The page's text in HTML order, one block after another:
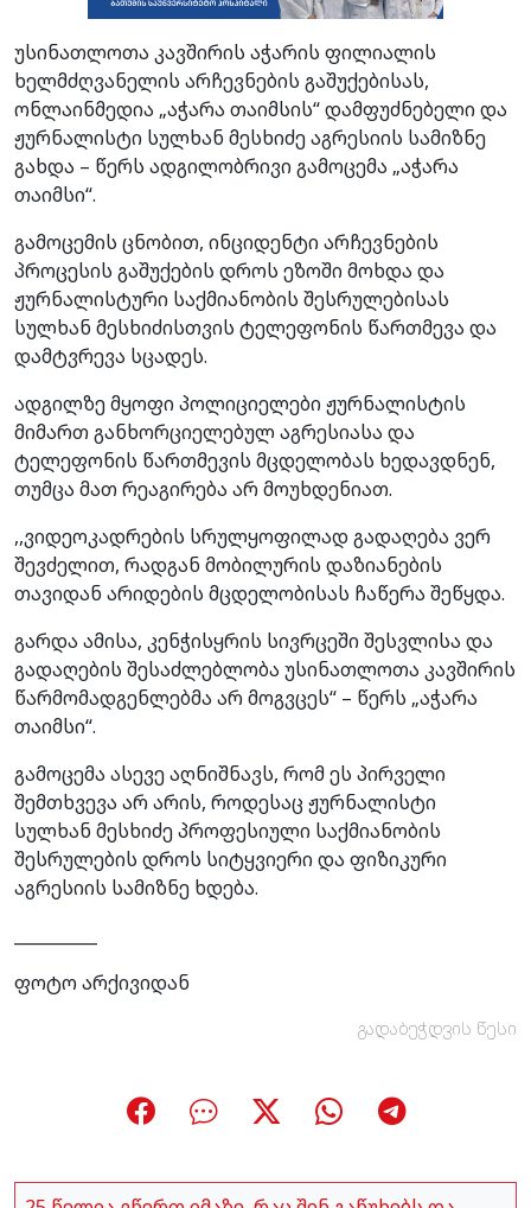
უსინათლოთა კავშირის აჭარის ფილიალის
ხელმძღვანელის არჩევნების გაშუქებისას,
ონლაინმედია „აჭარა თაიმსის“ დამფუძნებელი და
ჟურნალისტი სულხან მესხიძე აგრესიის სამიზნე
გახდა – წერს ადგილობრივი გამოცემა „აჭარა
თაიმსი“.
გამოცემის ცნობით, ინციდენტი არჩევნების
პროცესის გაშუქების დროს ეზოში მოხდა და
ჟურნალისტური საქმიანობის შესრულებისას
სულხან მესხიძისთვის ტელეფონის წართმევა და
დამტვრევა სცადეს.
ადგილზე მყოფი პოლიციელები ჟურნალისტის
მიმართ განხორციელებულ აგრესიასა და
ტელეფონის წართმევის მცდელობას ხედავდნენ,
თუმცა მათ რეაგირება არ მოუხდენიათ.
,,ვიდეოკადრების სრულყოფილად გადაღება ვერ
შევძელით, რადგან მობილურის დაზიანების
თავიდან არიდების მცდელობისას ჩაწერა შეწყდა.
გარდა ამისა, კენჭისყრის სივრცეში შესვლისა და
გადაღების შესაძლებლობა უსინათლოთა კავშირის
წარმომადგენლებმა არ მოგვცეს“ – წერს „აჭარა
თაიმსი“.
გამოცემა ასევე აღნიშნავს, რომ ეს პირველი
შემთხვევა არ არის, როდესაც ჟურნალისტი
სულხან მესხიძე პროფესიული საქმიანობის
შესრულების დროს სიტყვიერი და ფიზიკური
აგრესიის სამიზნე ხდება.
ფოტო არქივიდან
გადაბეჭდვის წესი